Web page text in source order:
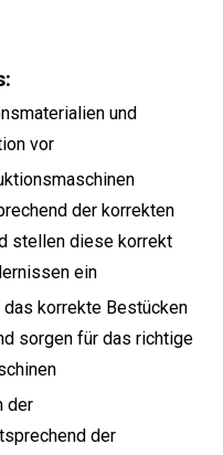
und
vor
der korrekten
stellen diese korrekt
ein
korrekte Bestücken
sorgen für das richtige
der
der